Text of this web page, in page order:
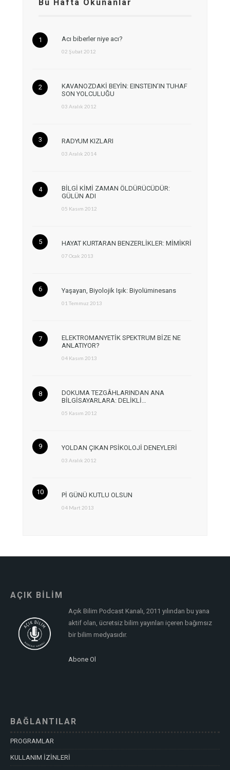
Bu Hafta Okunanlar
Acı biberler niye acı?
02 Şubat 2012
KAVANOZDAKİ BEYİN: EINSTEIN’IN TUHAF
SON YOLCULUĞU
03 Aralık 2012
RADYUM KIZLARI
03 Aralık 2014
BİLGİ KİMİ ZAMAN ÖLDÜRÜCÜDÜR:
GÜLÜN ADI
05 Kasım 2012
HAYAT KURTARAN BENZERLİKLER: MİMİKRİ
07 Ocak 2013
Yaşayan, Biyolojik Işık: Biyolüminesans
01 Temmuz 2013
ELEKTROMANYETİK SPEKTRUM BİZE NE
ANLATIYOR?
04 Kasım 2013
DOKUMA TEZGÂHLARINDAN ANA
BİLGİSAYARLARA: DELİKLİ…
05 Kasım 2012
YOLDAN ÇIKAN PSİKOLOJİ DENEYLERİ
03 Aralık 2012
Pİ GÜNÜ KUTLU OLSUN
04 Mart 2013
AÇIK BİLİM
Açık Bilim Podcast Kanalı, 2011 yılından bu yana
aktif olan, ücretsiz bilim yayınları içeren bağımsız
bir bilim medyasıdır.
Abone Ol
BAĞLANTILAR
PROGRAMLAR
KULLANIM İZİNLERİ